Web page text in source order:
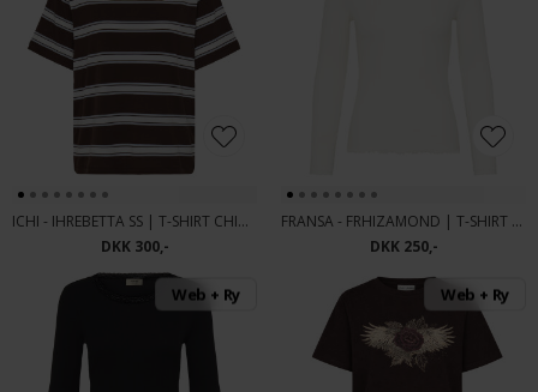
ICHI - IHREBETTA SS | T-SHIRT CHICORY CO
DKK 300,-
FRANSA - FRHIZAMOND | T-SHIRT ANTIQUE
DKK 250,-
Web + Ry Web + Ry